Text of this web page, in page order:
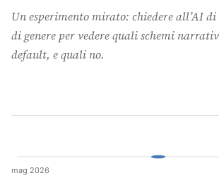
Learning log
Irene Media
Un esperimento mirato: chiedere all’AI
di genere per vedere quali schemi
default, e quali no.
mag 2026